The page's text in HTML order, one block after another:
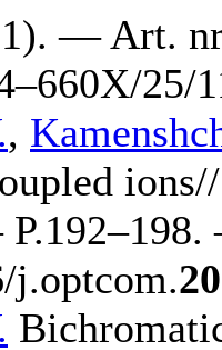
— Art.
X/25/
,
92–198.
j.optcom.